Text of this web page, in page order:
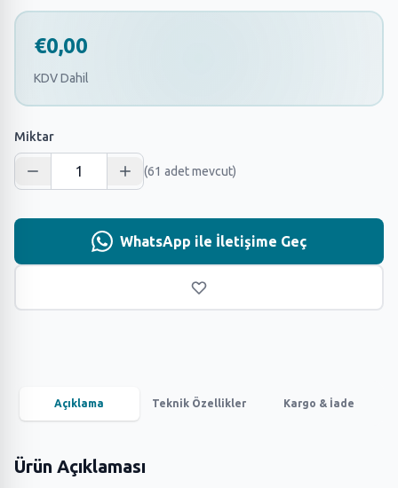
€0,00
KDV Dahil
Miktar
(61 adet mevcut)
WhatsApp ile İletişime Geç
Açıklama Teknik Özellikler Kargo & İade
Ürün Açıklaması